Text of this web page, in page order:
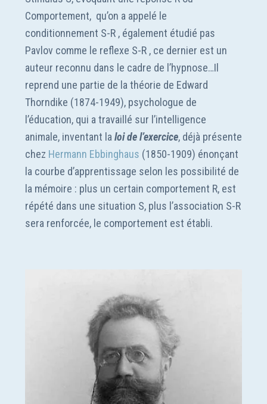
Comportement, qu’on a appelé le
conditionnement S-R , également étudié pas
Pavlov comme le reflexe S-R , ce dernier est un
auteur reconnu dans le cadre de l’hypnose…Il
reprend une partie de la théorie de Edward
Thorndike (1874-1949), psychologue de
l’éducation, qui a travaillé sur l’intelligence
animale, inventant la loi de l’exercice, déjà présente
chez Hermann Ebbinghaus (1850-1909) énonçant
la courbe d’apprentissage selon les possibilité de
la mémoire : plus un certain comportement R, est
répété dans une situation S, plus l’association S-R
sera renforcée, le comportement est établi.